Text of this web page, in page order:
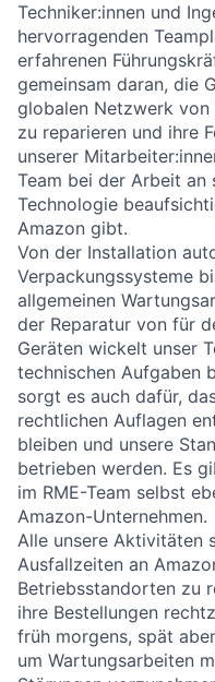
Techniker:innen und
hervorragenden
erfahrenen
gemeinsam daran, die
globalen Netzwerk
zu reparieren und ihre
unserer
Team bei der Arbeit an
Technologie
Amazon gibt.
Von der Installation
Verpackungssysteme
allgemeinen
der Reparatur von für
Geräten wickelt unser
technischen Aufgaben
sorgt es auch dafür,
rechtlichen Auflagen
bleiben und unsere
betrieben werden. Es
im RME-Team selbst
Amazon-Unternehmen.
Alle unsere Aktivitäten
Ausfallzeiten an
Betriebsstandorten zu
ihre Bestellungen
früh morgens, spät
um Wartungsarbeiten